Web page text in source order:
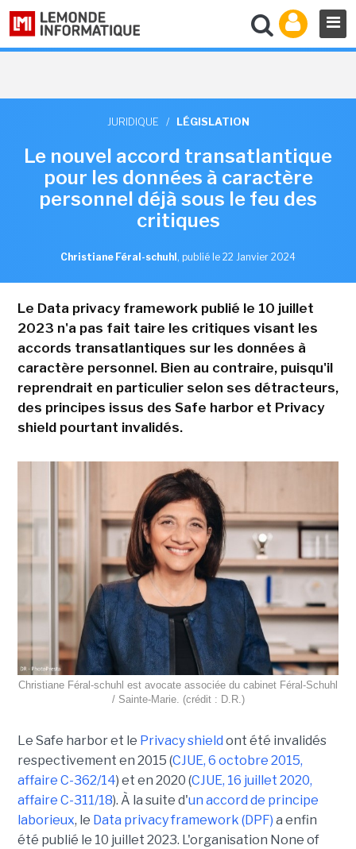
JURIDIQUE / LÉGISLATION
Le nouvel accord transatlantique
pour les données à caractère
personnel déjà sous le feu des
critiques
Christiane Féral-schuhl , publié le 22 Janvier 2024
Le Data privacy framework publié le 10 juillet
2023 n'a pas fait taire les critiques visant les
accords transatlantiques sur les données à
caractère personnel. Bien au contraire, puisqu'il
reprendrait en particulier selon ses détracteurs,
des principes issus des Safe harbor et Privacy
shield pourtant invalidés.
Christiane Féral-schuhl est avocate associée du cabinet Féral-Schuhl
/ Sainte-Marie. (crédit : D.R.)
Le Safe harbor et le Privacy shield ont été invalidés
respectivement en 2015 (CJUE, 6 octobre 2015,
affaire C-362/14) et en 2020 (CJUE, 16 juillet 2020,
affaire C-311/18). À la suite d'un accord de principe
laborieux, le Data privacy framework (DPF) a enfin
été publié le 10 juillet 2023. L'organisation None of